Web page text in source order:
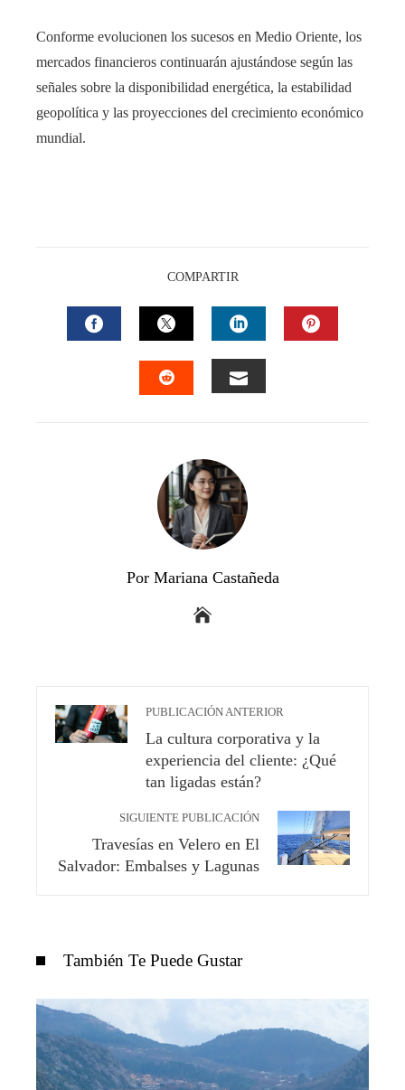
Conforme evolucionen los sucesos en Medio Oriente, los
mercados financieros continuarán ajustándose según las
señales sobre la disponibilidad energética, la estabilidad
geopolítica y las proyecciones del crecimiento económico
mundial.
COMPARTIR
FACEBOOKTWITTERLINKEDIN
Por Mariana Castañeda
PUBLICACIÓN ANTERIOR
La cultura corporativa y la
experiencia del cliente: ¿Qué
tan ligadas están?
SIGUIENTE PUBLICACIÓN
Travesías en Velero en El
Salvador: Embalses y Lagunas
También Te Puede Gustar